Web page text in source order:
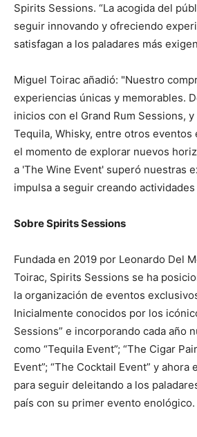
Spirits Sessions. “La acogida del
seguir innovando y ofreciendo
satisfagan a los paladares más
Miguel Toirac añadió: "Nuestro
experiencias únicas y memorables.
inicios con el Grand Rum Sessions,
Tequila, Whisky, entre otros eventos
el momento de explorar nuevos
a 'The Wine Event' superó nuestras
impulsa a seguir creando actividades
Sobre Spirits Sessions
Fundada en 2019 por Leonardo Del
Toirac, Spirits Sessions se ha
la organización de eventos
Inicialmente conocidos por los
Sessions” e incorporando cada año
como “Tequila Event”; “The Cigar
Event”; “The Cocktail Event” y
para seguir deleitando a los
país con su primer evento enológico.